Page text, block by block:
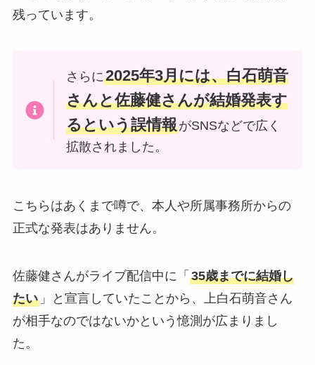
残っています。
さらに2025年3月には、白石萌音
さんと佐藤健さんが結婚発表す
るという誤情報がSNSなどで広く
拡散されました。
こちらはあくまで噂で、本人や所属事務所からの
正式な発表はありません。
佐藤健さんがライブ配信中に「 35歳までに結婚し
たい」と宣言していたことから、上白石萌音さん
が相手なのではないかという憶測が広まりまし
た。